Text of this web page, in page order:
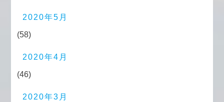
2020年5月
(58)
2020年4月
(46)
2020年3月